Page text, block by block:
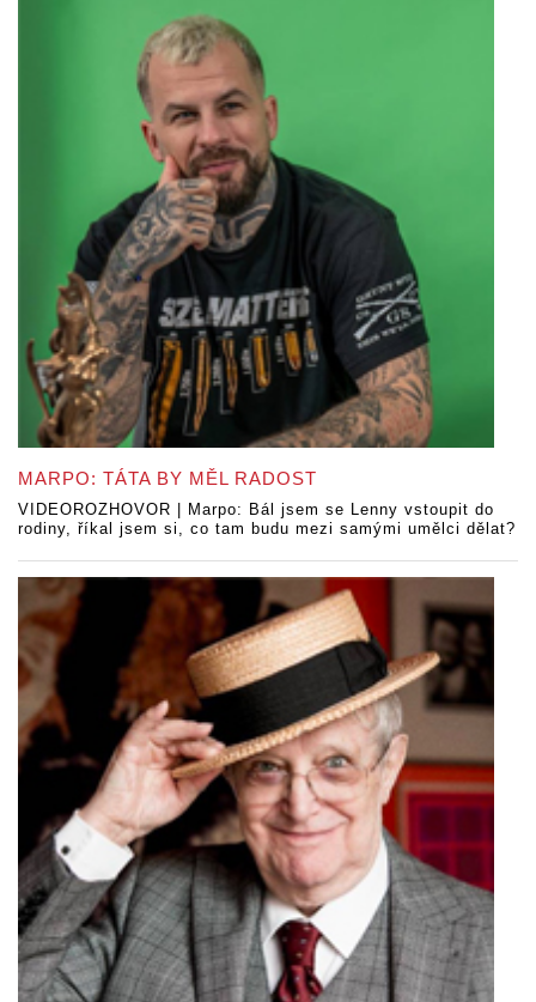
MARPO: TÁTA BY MĚL RADOST
VIDEOROZHOVOR | Marpo: Bál jsem se Lenny vstoupit do
rodiny, říkal jsem si, co tam budu mezi samými umělci dělat?